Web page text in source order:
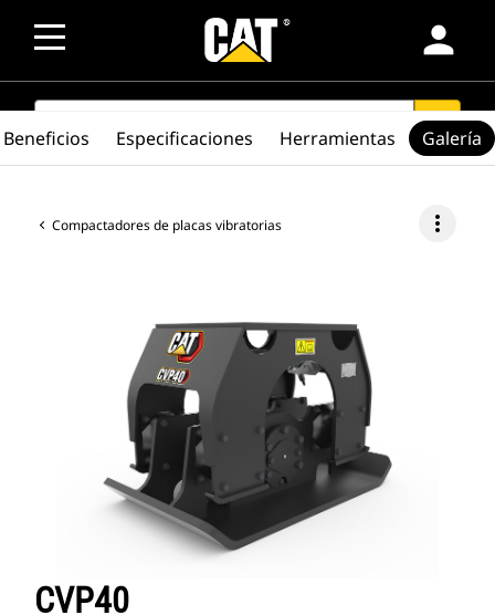
person
SEARCH search
Compactadores de placas vibratorias more_vert
CVP40
Beneficios Especificaciones Herramientas Galería